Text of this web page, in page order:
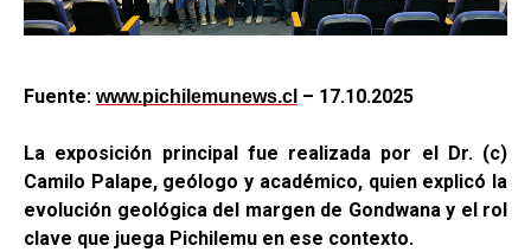
Fuente: www.pichilemunews.cl – 17.10.2025
La exposición principal fue realizada por el Dr. (c)
Camilo Palape, geólogo y académico, quien explicó la
evolución geológica del margen de Gondwana y el rol
clave que juega Pichilemu en ese contexto.